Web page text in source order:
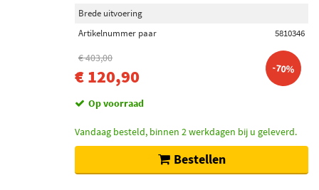
Brede uitvoering
Artikelnummer paar
5810346
€ 403,00
€ 120,90 -70%
Op voorraad
Vandaag besteld, binnen 2 werkdagen bij u geleverd.
Bestellen